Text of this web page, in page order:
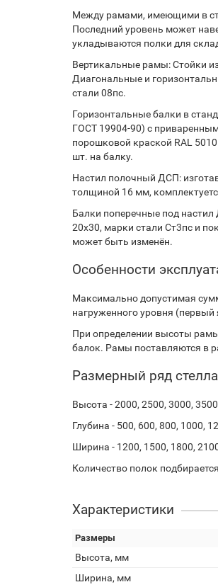
Между рамами, имеющими в
Последний уровень может
укладываются полки для
Вертикальные рамы: Стойки
Диагональные и
стали 08пс.
Горизонтальные балки в
ГОСТ 19904-90) с
порошковой краской RAL
шт. на балку.
Настил полочный ДСП:
толщиной 16 мм,
Балки поперечные под
20х30, марки стали Ст3пс и
может быть изменён.
Особенности
Максимально допустимая
нагруженного уровня (первый
При определении высоты
балок. Рамы поставляются в
Размерный ряд
Высота - 2000, 2500, 3000,
Глубина - 500, 600, 800, 1000,
Ширина - 1200, 1500, 1800,
Количество полок
Характеристики
Размеры
Высота, мм
Ширина, мм